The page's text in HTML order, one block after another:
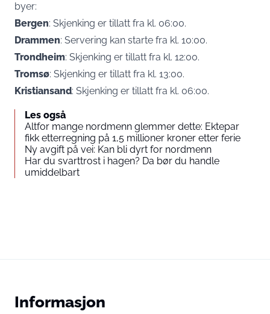
byer:
Bergen: Skjenking er tillatt fra kl. 06:00.
Drammen: Servering kan starte fra kl. 10:00.
Trondheim: Skjenking er tillatt fra kl. 12:00.
Tromsø: Skjenking er tillatt fra kl. 13:00.
Kristiansand: Skjenking er tillatt fra kl. 06:00.
Les også
Altfor mange nordmenn glemmer dette: Ektepar
fikk etterregning på 1,5 millioner kroner etter ferie
Ny avgift på vei: Kan bli dyrt for nordmenn
Har du svarttrost i hagen? Da bør du handle
umiddelbart
Informasjon